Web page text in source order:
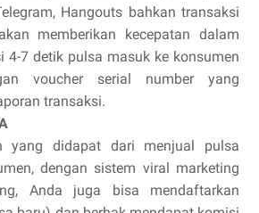
Hangouts bahkan transaksi
memberikan kecepatan dalam
4-7 detik pulsa masuk ke konsumen
voucher serial number yang
transaksi.
yang didapat dari menjual pulsa
dengan sistem viral marketing
Anda juga bisa mendaftarkan